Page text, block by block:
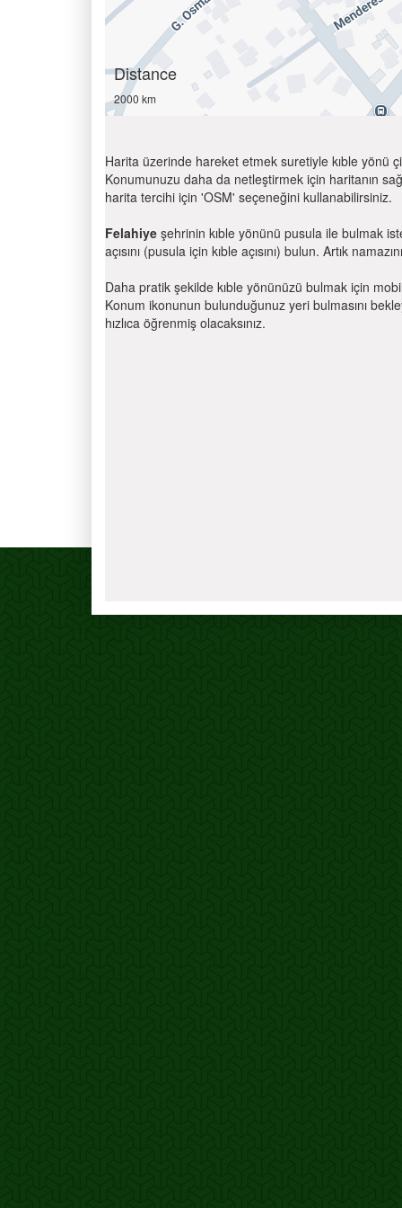
Distance
2000 km
Harita üzerinde hareket etmek suretiyle kıble yönü
Konumunuzu daha da netleştirmek için haritanın
harita tercihi için 'OSM' seçeneğini kullanabilirsiniz.
Felahiye şehrinin kıble yönünü pusula ile bulmak
açısını (pusula için kıble açısını) bulun. Artık
Daha pratik şekilde kıble yönünüzü bulmak için
Konum ikonunun bulunduğunuz yeri bulmasını
hızlıca öğrenmiş olacaksınız.